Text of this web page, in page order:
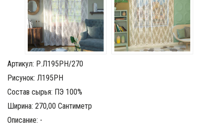
Артикул: Р.Л195РН/270
Рисунок: Л195РН
Состав сырья: ПЭ 100%
Ширина: 270,00 Сантиметр
Описание: -